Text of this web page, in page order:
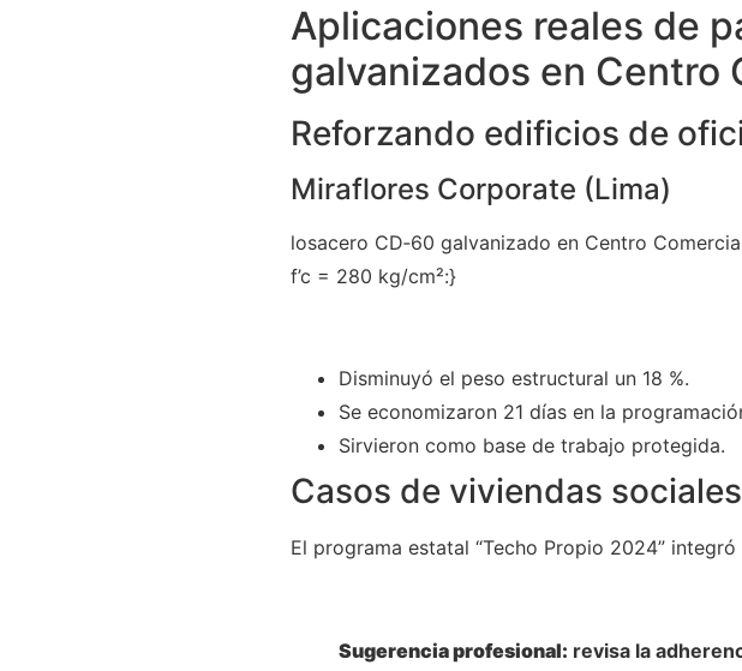
Aplicaciones reales de
galvanizados en Centro
Reforzando edificios de
Miraflores Corporate (Lima)
losacero CD‑60 galvanizado en Centro
f’c = 280 kg/cm²:}
Disminuyó el peso estructural un 18 %.
Se economizaron 21 días en la
Sirvieron como base de trabajo protegida.
Casos de viviendas
El programa estatal “Techo Propio 2024” integró
Sugerencia profesional: revisa la